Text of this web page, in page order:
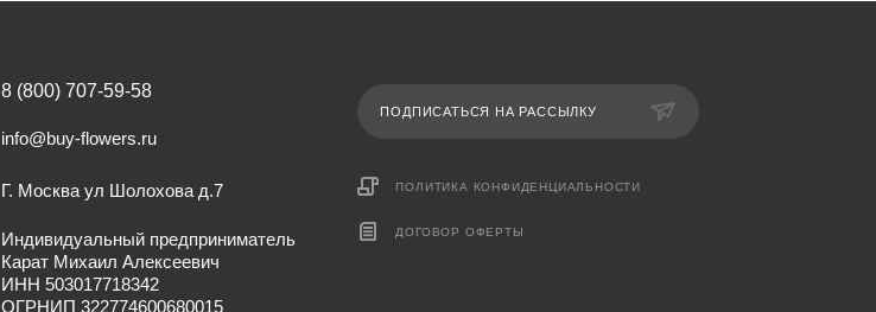
8 (800) 707-59-58
info@buy-flowers.ru
Г. Москва ул Шолохова д.7
Индивидуальный предприниматель
Карат Михаил Алексеевич
ИНН 503017718342
ОГРНИП 322774600680015
ПОДПИСАТЬСЯ НА РАССЫЛКУ
ПОЛИТИКА КОНФИДЕНЦИАЛЬНОСТИ
ДОГОВОР ОФЕРТЫ